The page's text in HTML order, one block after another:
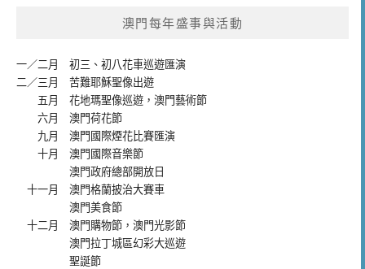
澳門每年盛事與活動
一／二月 初三、初八花車巡遊匯演
二／三月 苦難耶穌聖像出遊
五月 花地瑪聖像巡遊 ， 澳門藝術節
六月 澳門荷花節
九月 澳門國際煙花比賽匯演
十月 澳門國際音樂節
澳門政府總部開放日
十一月 澳門格蘭披治大賽車
澳門美食節
十二月 澳門購物節 ， 澳門光影節
澳門拉丁城區幻彩大巡遊
聖誕節